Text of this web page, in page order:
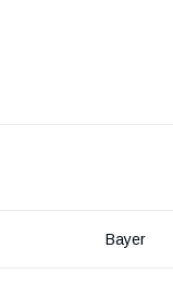
Bayer